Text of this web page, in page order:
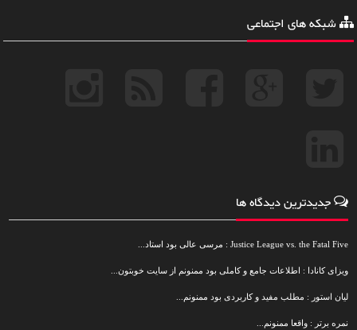
شبکه های اجتماعی
جدیدترین دیدگاه ها
Justice League vs. the Fatal Five : مرسی عالی بود استاد...
ویزای کانادا : اطلاعات جامع و کاملی بود ممنونم از سایت خوبتون...
لیان استور : مطلب مفید و کاربردی بود ممنونم...
نمره برتر : واقعا ممنونم...